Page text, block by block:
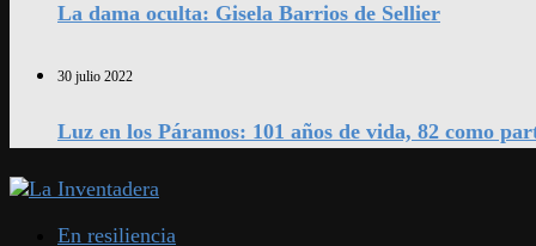
La dama oculta: Gisela Barrios de Sellier
30 julio 2022
Luz en los Páramos: 101 años de vida, 82 como
En resiliencia